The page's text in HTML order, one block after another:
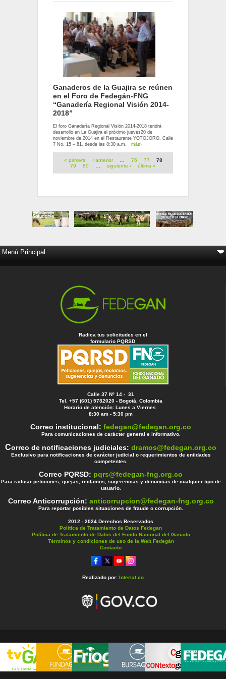
Ganaderos de la Guajira se reúnen
en el Foro de Fedegán-FNG
“Ganadería Regional Visión 2014-
2018”
El foro Ganadería Regional Visión 2014-2018 tendrá
desarrollo en La Guajira el próximo jueves20 de
noviembre de 2014 en el Restaurante YOTOJORO, Calle
7 No. 15 – 81, desde las 8:30 a.m. más›
Páginas
« primera ‹ anterior 76 77
78
79
80 siguiente › última »
Radica tus solicitudes en el
formulario PQRSD
Calle 37 Nº 14 - 31
Tel. +57 (601) 5782020 - Bogotá, Colombia
Horario de atención: Lunes a Viernes
8:30 am - 5:30 pm
Correo institucional:fedegan@fedegan.org.co
Para comunicaciones de carácter general e informativo.
Correo de notificaciones judiciales:dramos@fedegan.org.co
Exclusivo para notificaciones de carácter judicial o requerimientos de entidades
competentes.
Correo PQRSD: pqrs@fedegan-fng.org.co
Para radicar peticiones, quejas, reclamos, sugerencias y denuncias de cualquier tipo de
usuario.
Correo Anticorrupción: anticorrupcion@fedegan-fng.org.co
Para reportar posibles situaciones de fraude o corrupción.
2012 - 2024 Derechos Reservados
Política de Tratamiento de Datos Fedegan
Política de Tratamiento de Datos del Fondo Nacional del Ganado
Términos y condiciones de uso de la Web Fedegán
Contacto
Realizado por: Interlat.co